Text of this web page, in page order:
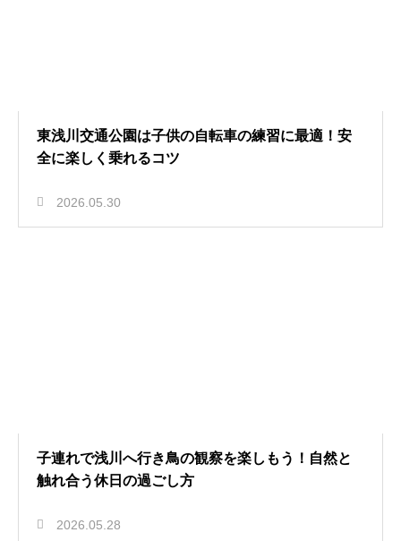
東浅川交通公園は子供の自転車の練習に最適！安
全に楽しく乗れるコツ
2026.05.30
子連れで浅川へ行き鳥の観察を楽しもう！自然と
触れ合う休日の過ごし方
2026.05.28